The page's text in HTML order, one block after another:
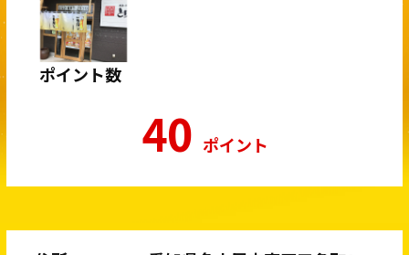
ポイント数
40 ポイント